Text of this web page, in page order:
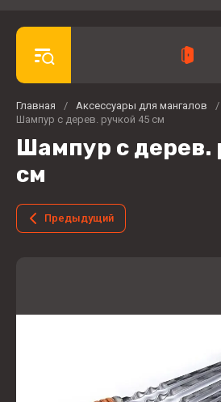
Главная / Аксессуары для мангалов
/
Шампур с дерев. ручкой 45 см
Шампур с дерев.
см
Предыдущий